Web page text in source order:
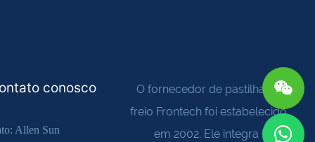
conosco
Allen Sun
O fornecedor de pastilhas de
freio Frontech foi estabelecido
em 2002. Ele integra R&D,